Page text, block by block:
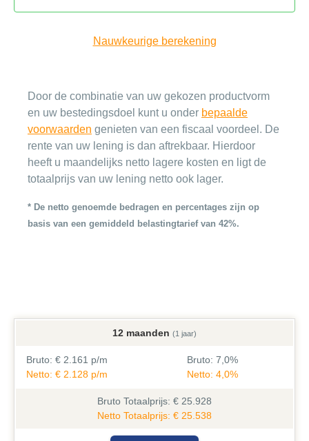
Nauwkeurige berekening
Door de combinatie van uw gekozen productvorm
en uw bestedingsdoel kunt u onder bepaalde
voorwaarden genieten van een fiscaal voordeel. De
rente van uw lening is dan aftrekbaar. Hierdoor
heeft u maandelijks netto lagere kosten en ligt de
totaalprijs van uw lening netto ook lager.
* De netto genoemde bedragen en percentages zijn op
basis van een gemiddeld belastingtarief van 42%.
12 maanden (1 jaar)
Bruto: € 2.161 p/m
Netto: € 2.128 p/m
Bruto: 7,0%
Netto: 4,0%
Bruto Totaalprijs: € 25.928
Netto Totaalprijs: € 25.538